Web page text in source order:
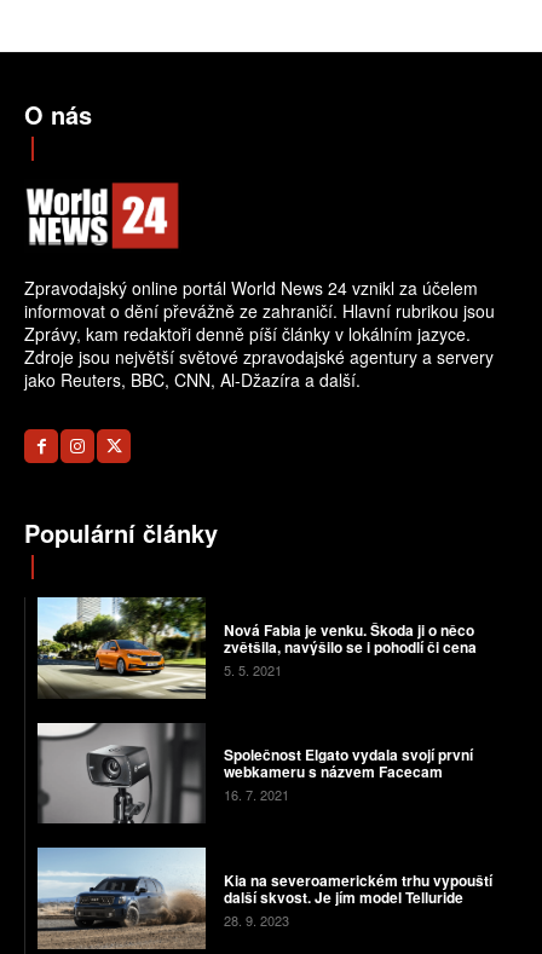
O nás
Zpravodajský online portál World News 24 vznikl za účelem
informovat o dění převážně ze zahraničí. Hlavní rubrikou jsou
Zprávy, kam redaktoři denně píší články v lokálním jazyce.
Zdroje jsou největší světové zpravodajské agentury a servery
jako Reuters, BBC, CNN, Al-Džazíra a další.
Populární články
Nová Fabia je venku. Škoda ji o něco
zvětšila, navýšilo se i pohodlí či cena
5. 5. 2021
Společnost Elgato vydala svojí první
webkameru s názvem Facecam
16. 7. 2021
Kia na severoamerickém trhu vypouští
další skvost. Je jím model Telluride
28. 9. 2023